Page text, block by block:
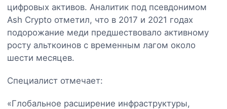
цифровых активов. Аналитик под псевдонимом
Ash Crypto отметил, что в 2017 и 2021 годах
подорожание меди предшествовало активному
росту альткоинов с временным лагом около
шести месяцев.
Специалист отмечает:
«Глобальное расширение инфраструктуры,